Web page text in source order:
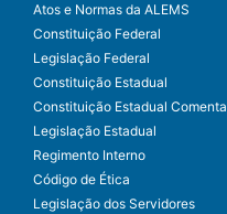
Atos e Normas da ALEMS
Constituição Federal
Legislação Federal
Constituição Estadual
Constituição Estadual
Legislação Estadual
Regimento Interno
Código de Ética
Legislação dos Servidores